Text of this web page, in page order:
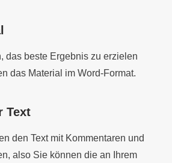
das beste Ergebnis zu erzielen
das Material im Word-Format.
Text
den Text mit Kommentaren und
also Sie können die an Ihrem